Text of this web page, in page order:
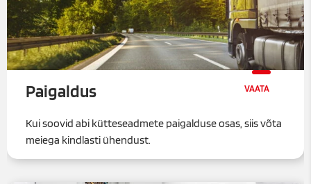
Paigaldus
Kui soovid abi kütteseadmete paigalduse osas, siis võta
meiega kindlasti ühendust.